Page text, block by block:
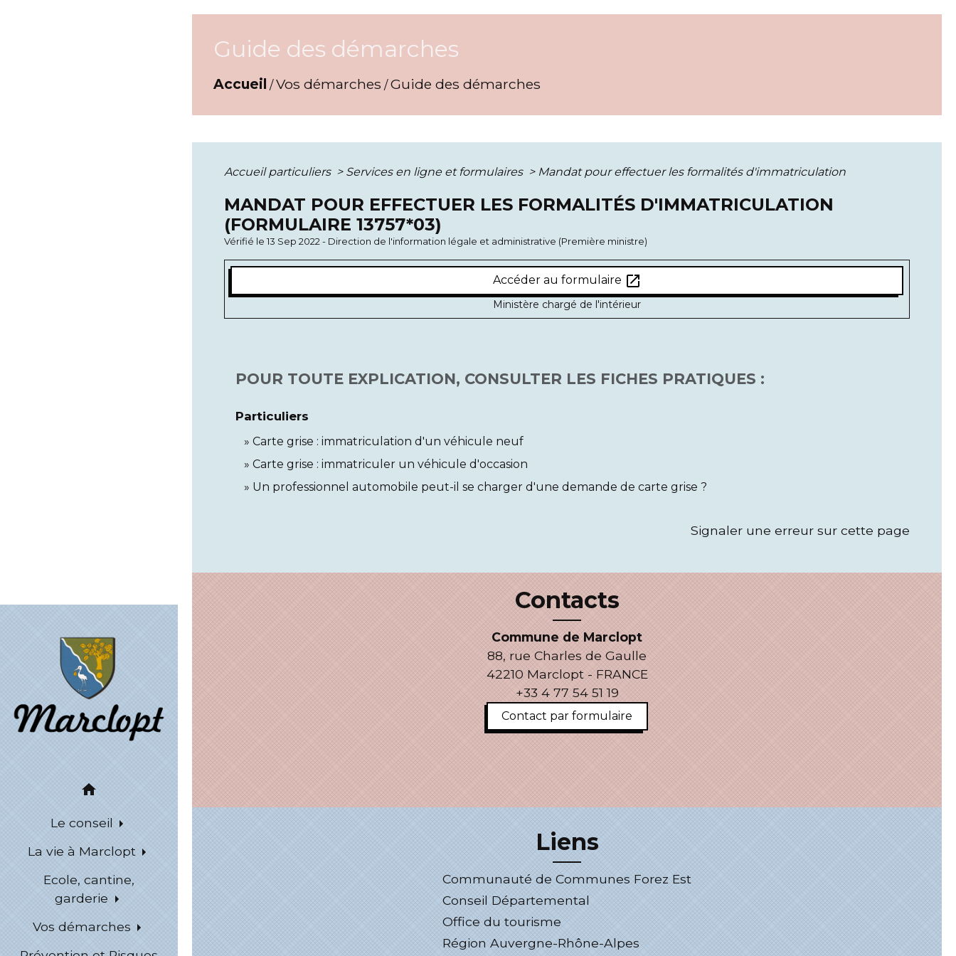
home
Le conseil
La vie à Marclopt
Ecole, cantine,
garderie
Vos démarches
Guide des démarches
Accueil /Vos démarches /Guide des démarches
Accueil particuliers > Services en ligne et formulaires > Mandat pour effectuer les formalités d'immatriculation
MANDAT POUR EFFECTUER LES FORMALITÉS D'IMMATRICULATION
(FORMULAIRE 13757*03)
Vérifié le 13 Sep 2022 - Direction de l'information légale et administrative (Première ministre)
Accéder au formulaire open_in_new
Ministère chargé de l'intérieur
POUR TOUTE EXPLICATION, CONSULTER LES FICHES PRATIQUES :
Particuliers
Carte grise : immatriculation d'un véhicule neuf
Carte grise : immatriculer un véhicule d'occasion
Un professionnel automobile peut-il se charger d'une demande de carte grise ?
Signaler une erreur sur cette page
Contacts
Commune de Marclopt
88, rue Charles de Gaulle
42210 Marclopt - FRANCE
+33 4 77 54 51 19
Contact par formulaire
Liens
Communauté de Communes Forez Est
Conseil Départemental
Office du tourisme
Région Auvergne-Rhône-Alpes